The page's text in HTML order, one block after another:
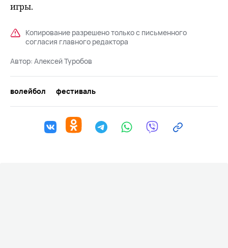
игры.
Копирование разрешено только с письменного
согласия главного редактора
Автор: Алексей Туробов
волейбол фестиваль